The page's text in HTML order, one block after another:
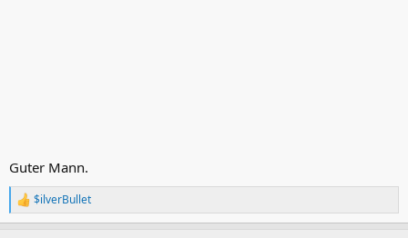
Guter Mann.
R
e
$ilverBullet